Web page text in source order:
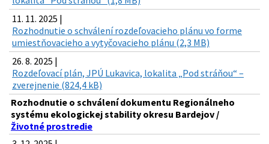
11. 11. 2025 |
Rozhodnutie o schválení rozdeľovacieho plánu vo forme
umiestňovacieho a vytyčovacieho plánu (2,3 MB)
26. 8. 2025 |
Rozdeľovací plán, JPÚ Lukavica, lokalita „Pod stráňou“ –
zverejnenie (824,4 kB)
Rozhodnutie o schválení dokumentu Regionálneho
systému ekologickej stability okresu Bardejov /
Životné prostredie